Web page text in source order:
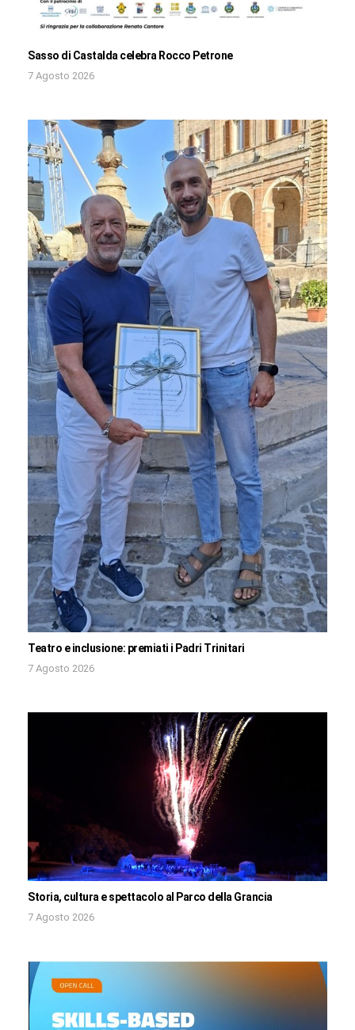
Sasso di Castalda celebra Rocco Petrone
7 Agosto 2026
Teatro e inclusione: premiati i Padri Trinitari
7 Agosto 2026
Storia, cultura e spettacolo al Parco della Grancia
7 Agosto 2026